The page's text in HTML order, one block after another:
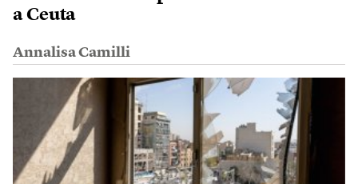
a Ceuta
Annalisa Camilli